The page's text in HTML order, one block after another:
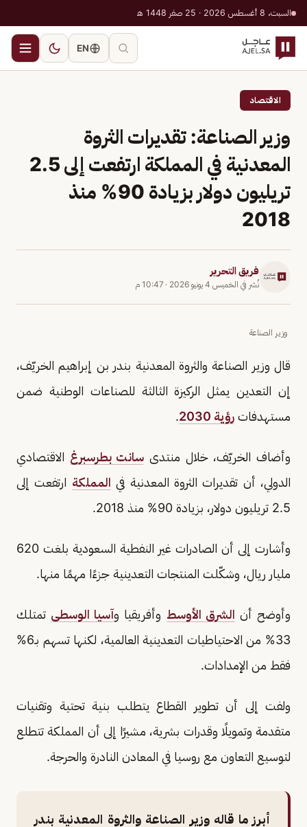
السبت، 8 أغسطس 2026 · 25 صفر 1448 هـ
EN
الاقتصاد
وزير الصناعة: تقديرات الثروة
المعدنية في المملكة ارتفعت إلى 2.5
تريليون دولار بزيادة 90% منذ
2018
فريق التحرير
نُشر في الخميس 4 يونيو 2026 · 10:47 م
وزير الصناعة
قال وزير الصناعة والثروة المعدنية بندر بن إبراهيم الخريّف،
إن التعدين يمثل الركيزة الثالثة للصناعات الوطنية ضمن
مستهدفات رؤية 2030 .
وأضاف الخريّف، خلال منتدى سانت بطرسبرغ الاقتصادي
الدولي، أن تقديرات الثروة المعدنية في المملكة ارتفعت إلى
2.5 تريليون دولار، بزيادة 90% منذ 2018.
وأشارت إلى أن الصادرات غير النفطية السعودية بلغت 620
مليار ريال، وشكّلت المنتجات التعدينية جزءًا مهمًا منها.
وأوضح أن الشرق الأوسط وأفريقيا وآسيا الوسطى تمتلك
33% من الاحتياطيات التعدينية العالمية، لكنها تسهم بـ6%
فقط من الإمدادات.
ولفت إلى أن تطوير القطاع يتطلب بنية تحتية وتقنيات
متقدمة وتمويلًا وقدرات بشرية، مشيرًا إلى أن المملكة تتطلع
لتوسيع التعاون مع روسيا في المعادن النادرة والحرجة.
أبرز ما قاله وزير الصناعة والثروة المعدنية بندر